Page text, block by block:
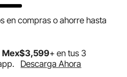
en compras o ahorre hasta
Mex$3,599+ en tus 3
Descarga Ahora